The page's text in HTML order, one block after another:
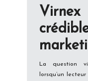
La question
lorsqu’un